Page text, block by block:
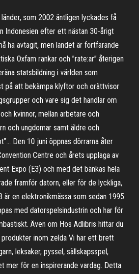
som 2002 äntligen lyckades få
Indonesien efter ett nästan 30-årigt
ha avtagit, men landet är fortfarande
Oxfam rankar och ”rate:ar” återigen
statsbildning i världen som
på att bekämpa klyftor och orättvisor
och vare sig det handlar om
kvinnor, mellan arbetare och
och ungdomar samt äldre och
Den 10 juni öppnas dörrarna åter
Centre och årets upplaga av
Expo (E3) och med det bänkas hela
framför datorn, eller för de lyckliga,
är en elektronikmässa som sedan 1995
med datorspelsindustrin och har för
Även om Hos Adlibris hittar du
inom zelda Vi har ett brett
leksaker, pyssel, sällskapsspel,
mer för en inspirerande vardag. Detta